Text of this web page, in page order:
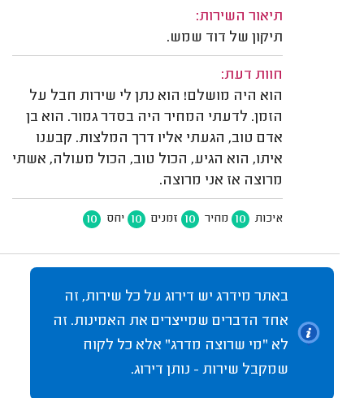
תיאור השירות:
תיקון של דוד שמש.
חוות דעת:
הוא היה מושלם! הוא נתן לי שירות חבל על
הזמן. לדעתי המחיר היה בסדר גמור. הוא בן
אדם טוב, הגעתי אליו דרך המלצות. קבענו
איתו, הוא הגיע, הכול טוב, הכול מעולה, אשתי
מרוצה אז אני מרוצה.
איכות 10 מחיר 10 זמנים 10 יחס 10
באתר מידרג יש דירוג על כל שירות, זה
אחד הדברים שמייצרים את האמינות. זה
לא "מי שרוצה מדרג" אלא כל לקוח
שמקבל שירות - נותן דירוג.